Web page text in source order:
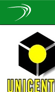
navigation